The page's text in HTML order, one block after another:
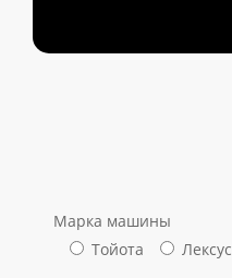
Марка машины
Тойота
Лексус